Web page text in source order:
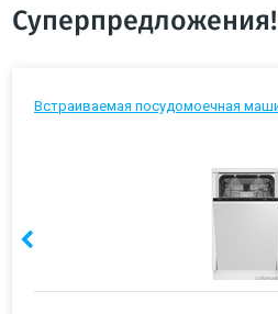
Суперпредложения!
Встраиваемая посудомоечная